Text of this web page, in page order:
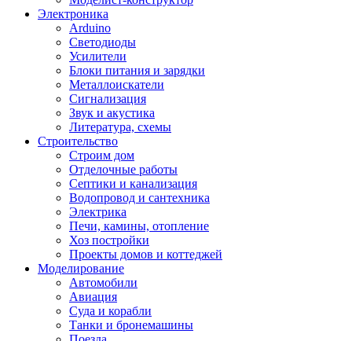
Электроника
Arduino
Светодиоды
Усилители
Блоки питания и зарядки
Металлоискатели
Сигнализация
Звук и акустика
Литература, схемы
Строительство
Строим дом
Отделочные работы
Септики и канализация
Водопровод и сантехника
Электрика
Печи, камины, отопление
Хоз постройки
Проекты домов и коттеджей
Моделирование
Автомобили
Авиация
Суда и корабли
Танки и бронемашины